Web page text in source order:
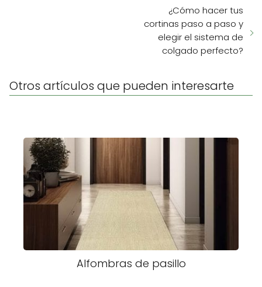
¿Cómo hacer tus
cortinas paso a paso y
elegir el sistema de
colgado perfecto?
Otros artículos que pueden interesarte
Alfombras de pasillo